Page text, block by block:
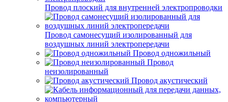
Провод плоский для внутренней электропроводки
Провод самонесущий изолированный для
воздушных линий электропередачи
Провод одножильный
Провод
неизолированный
Провод акустический